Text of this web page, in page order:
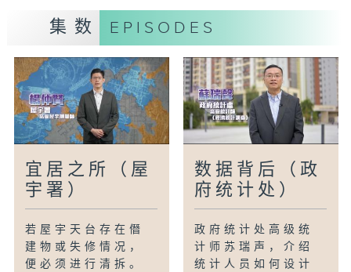
集数 EPISODES
宜居之所（屋
宇署）
若屋宇天台存在僭
建物或失修情况，
便必须进行清拆。
数据背后（政
府统计处）
政府统计处高级统
计师苏瑞声，介绍
统计人员如何设计